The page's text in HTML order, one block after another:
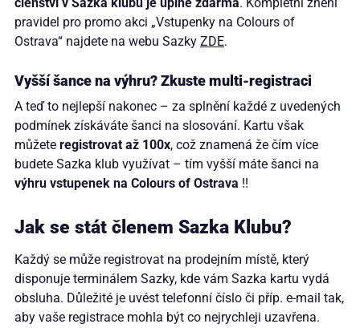
pravidel pro promo akci „Vstupenky na Colours of
Ostrava“ najdete na webu Sazky ZDE.
Vyšší šance na výhru? Zkuste multi-registraci
A teď to nejlepší nakonec – za splnění každé z uvedených
podmínek získáváte šanci na slosování. Kartu však
můžete registrovat až 100x, což znamená že čím více
budete Sazka klub využívat – tím vyšší máte šanci na
výhru vstupenek na Colours of Ostrava !!
Jak se stát členem Sazka Klubu?
Každý se může registrovat na prodejním místě, který
disponuje terminálem Sazky, kde vám Sazka kartu vydá
obsluha. Důležité je uvést telefonní číslo či příp. e-mail tak,
aby vaše registrace mohla být co nejrychleji uzavřena.